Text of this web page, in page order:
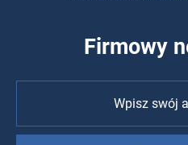
Firmowy